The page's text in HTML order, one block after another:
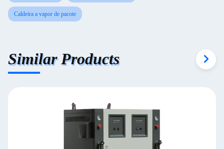
Caldeira a vapor de pacote
Similar Products